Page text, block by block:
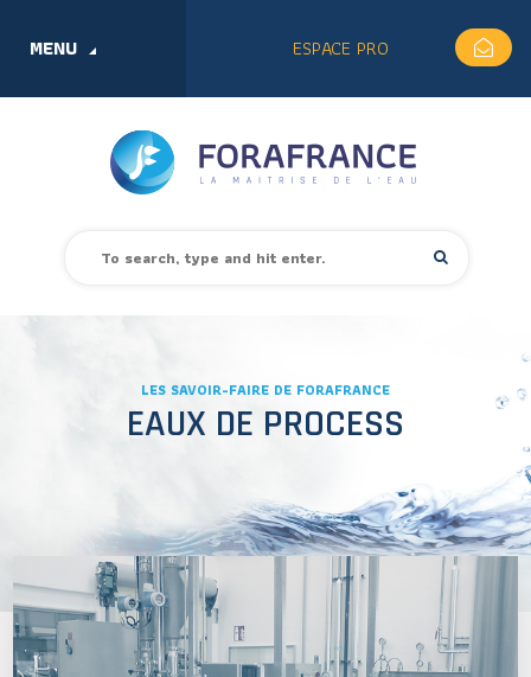
MENU ESPACE PRO
LES SAVOIR-FAIRE DE FORAFRANCE
EAUX DE PROCESS